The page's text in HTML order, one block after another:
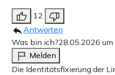
12
Antworten
Was bin ich?28.05.2026
Melden
Die Identitätsfixierung der